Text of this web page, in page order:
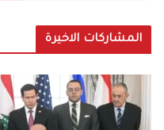
المشاركات الاخيرة